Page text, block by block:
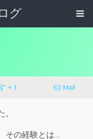
グ
+ 1 Mail
その経験とは…